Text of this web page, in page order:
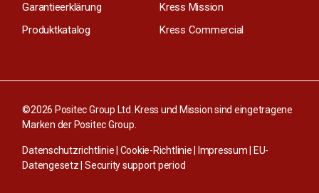
Garantieerklärung
Produktkatalog
Kress Mission
Kress Commercial
©2026 Positec Group Ltd. Kress und Mission sind eingetragene
Marken der Positec Group.
Datenschutzrichtlinie Cookie-Richtlinie Impressum
EU-
Datengesetz |Security support period